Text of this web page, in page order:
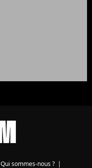
Qui sommes-nous ? |